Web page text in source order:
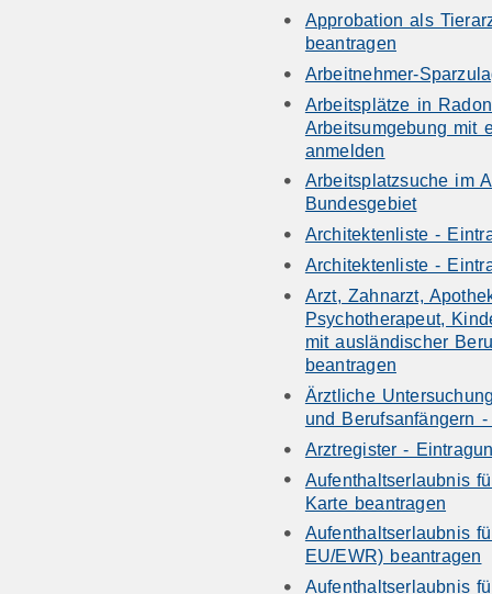
Approbation als
beantragen
Arbeitnehmer-
Arbeitsplätze in
Arbeitsumgebung mit
anmelden
Arbeitsplatzsuche im
Bundesgebiet
Architektenliste -
Architektenliste -
Arzt, Zahnarzt,
Psychotherapeut,
mit ausländischer
beantragen
Ärztliche
und Berufsanfängern
Arztregister -
Aufenthaltserlaubnis
Karte beantragen
Aufenthaltserlaubnis
EU/EWR) beantragen
Aufenthaltserlaubnis